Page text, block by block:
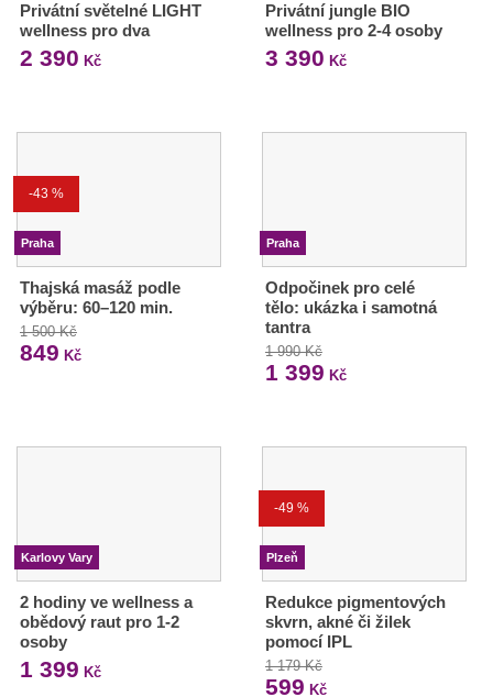
Privátní světelné LIGHT
wellness pro dva
2 390 Kč
Privátní jungle BIO
wellness pro 2-4 osoby
3 390 Kč
-43 %
Praha
Thajská masáž podle
výběru: 60–120 min.
1 500 Kč
849 Kč
Praha
Odpočinek pro celé
tělo: ukázka i samotná
tantra
1 990 Kč
1 399 Kč
Karlovy Vary
2 hodiny ve wellness a
obědový raut pro 1-2
osoby
1 399 Kč
-49 %
Plzeň
Redukce pigmentových
skvrn, akné či žilek
pomocí IPL
1 179 Kč
599 Kč